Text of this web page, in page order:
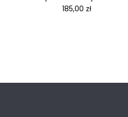
Cena
185,00 zł